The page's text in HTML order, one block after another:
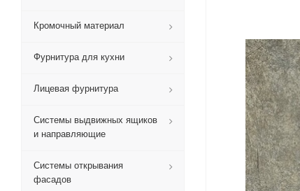
Кромочный материал
Фурнитура для кухни
Лицевая фурнитура
Системы выдвижных ящиков
и направляющие
Системы открывания
фасадов